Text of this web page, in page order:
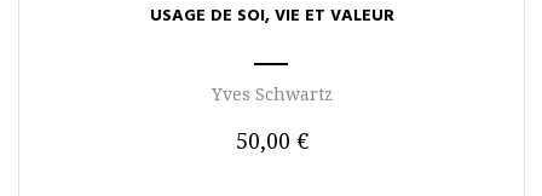
USAGE DE SOI, VIE ET VALEUR
Yves Schwartz
50,00 €